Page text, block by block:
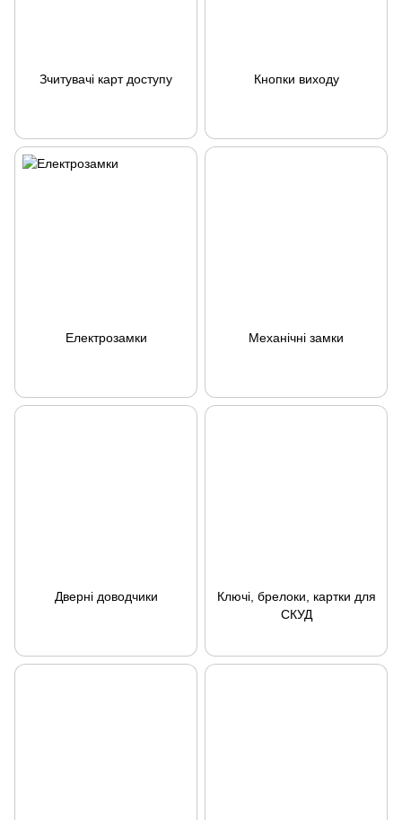
Зчитувачі карт доступу Кнопки виходу
Електрозамки Механічні замки
Дверні доводчики
Ключі, брелоки, картки для
СКУД